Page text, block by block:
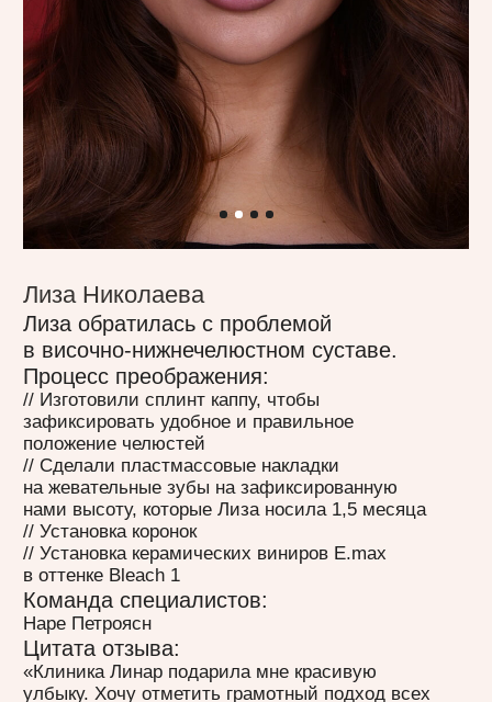
Юлия пришла к нам за эстетичной
улыбкой. Мы установили керамические
виниры на верхние зубы, аккуратно
скорректировав цвет и форму. Результат
— естественная, яркая и гармоничная
улыбка.
Процесс преображения:
// Установка керамических виниров E.max
в оттенке Bleach 3
Команда специалистов:
Наре Петроясн
Цитата отзыва:
«Насколько я рада и счастлива мне
не передать словами. Спасибо огромное Наре
и очень быстро».
смотреть видео-отзыв